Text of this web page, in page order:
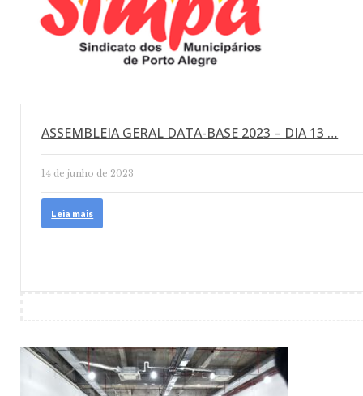
ASSEMBLEIA GERAL DATA-BASE 2023 – DIA 13 …
14 de junho de 2023
Leia mais